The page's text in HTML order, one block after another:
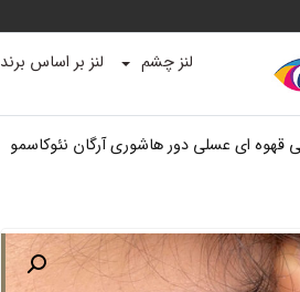
لنز چشم لنز بر اساس برند
قهوه ای عسلی دور هاشوری آرگان نئوکاسمو